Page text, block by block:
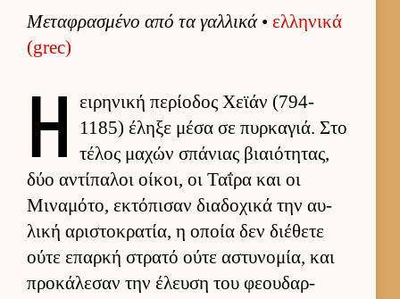
Μεταφρασμένο από τα γαλ­λικά• ελ­ληνικά
(grec)
Η ει­ρηνική περίοδος Χεϊάν (794-
1185) έληξε μέσα σε πυρ­καγιά. Στο
τέλος μαχών σπάνιας βιαιότητας,
δύο αντίπαλοι οί­κοι, οι Ταΐρα και οι
Μιναμότο, εκτόπισαν δια­δοχικά την αυ­
λική αριστοκρατία, η οποία δεν διέθετε
ούτε επαρκή στρατό ούτε αστυνομία, και
προκάλεσαν την έλευση του φεου­δαρ­